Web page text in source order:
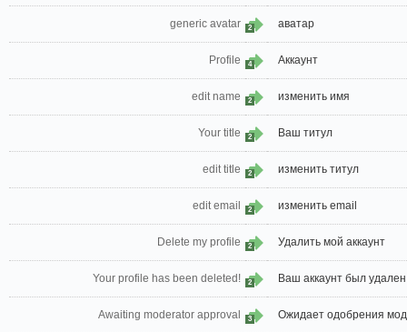
generic avatar 2 аватар
Profile 4 Аккаунт
edit name 2 изменить имя
Your title 2 Ваш титул
edit title 2 изменить титул
edit email 2 изменить email
Delete my profile 2 Удалить мой аккаунт
Your profile has been deleted! 2 Ваш аккаунт был
Awaiting moderator approval 3 Ожидает одобрения